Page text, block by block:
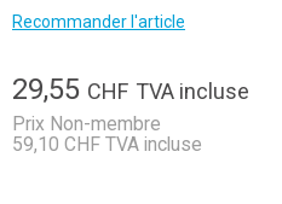
Recommander l'article
29,55 CHF TVA incluse
Prix Non-membre
59,10 CHF TVA incluse